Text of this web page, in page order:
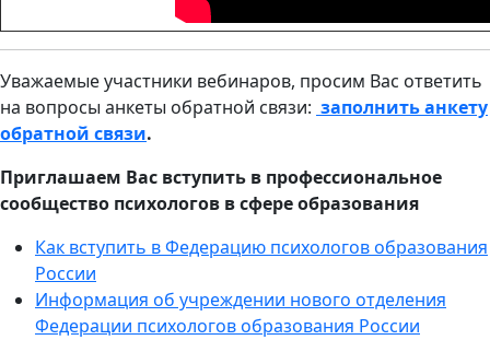
Уважаемые участники вебинаров, просим Вас ответить
на вопросы анкеты обратной связи: заполнить анкету
обратной связи.
Приглашаем Вас вступить в профессиональное
сообщество психологов в сфере образования
Как вступить в Федерацию психологов образования
России
Информация об учреждении нового отделения
Федерации психологов образования России